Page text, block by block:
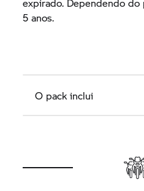
5 anos.
O pack inclui